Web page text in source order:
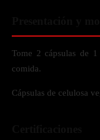
Tome 2 cápsulas de
comida.
Cápsulas de celulosa